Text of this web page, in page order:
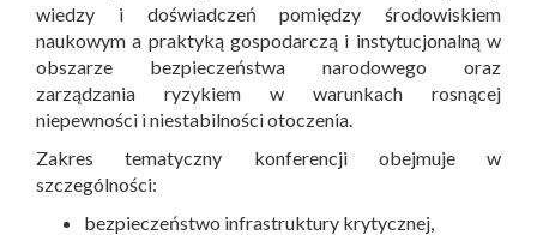
wiedzy i doświadczeń pomiędzy środowiskiem
naukowym a praktyką gospodarczą i instytucjonalną w
obszarze bezpieczeństwa narodowego oraz
zarządzania ryzykiem w warunkach rosnącej
niepewności i niestabilności otoczenia.
Zakres tematyczny konferencji obejmuje w
szczególności:
bezpieczeństwo infrastruktury krytycznej,